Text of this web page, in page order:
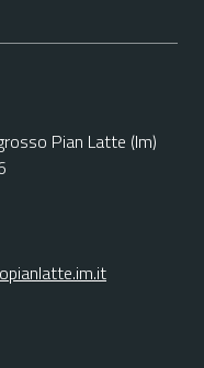
Pian Latte (Im)